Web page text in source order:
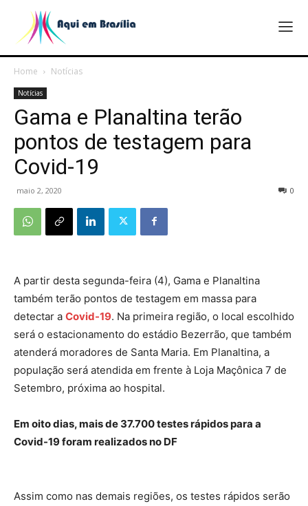
Home Notícias
Notícias
Gama e Planaltina terão
pontos de testagem para
Covid-19
maio 2, 2020 0
A partir desta segunda-feira (4), Gama e Planaltina
também terão pontos de testagem em massa para
detectar a Covid-19. Na primeira região, o local escolhido
será o estacionamento do estádio Bezerrão, que também
atenderá moradores de Santa Maria. Em Planaltina, a
população será atendida em frente à Loja Maçônica 7 de
Setembro, próxima ao hospital.
Em oito dias, mais de 37.700 testes rápidos para a
Covid-19 foram realizados no DF
Assim como nas demais regiões, os testes rápidos serão